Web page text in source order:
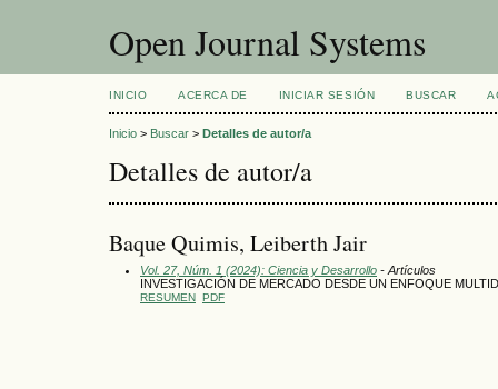
Open Journal Systems
INICIO ACERCA DE INICIAR SESIÓN BUSCAR
Inicio > Buscar > Detalles de autor/a
Detalles de autor/a
Baque Quimis, Leiberth Jair
Vol. 27, Núm. 1 (2024): Ciencia y Desarrollo - Artículos
INVESTIGACIÓN DE MERCADO DESDE UN ENFOQUE
RESUMEN PDF